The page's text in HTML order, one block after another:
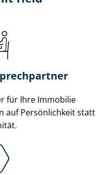
für Ihre Immobilie
auf Persönlichkeit statt